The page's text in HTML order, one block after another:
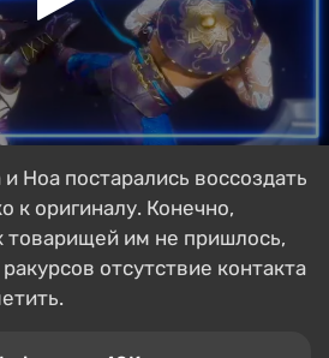
Ноа постарались воссоздать
к оригиналу. Конечно,
товарищей им не пришлось,
отсутствие контакта